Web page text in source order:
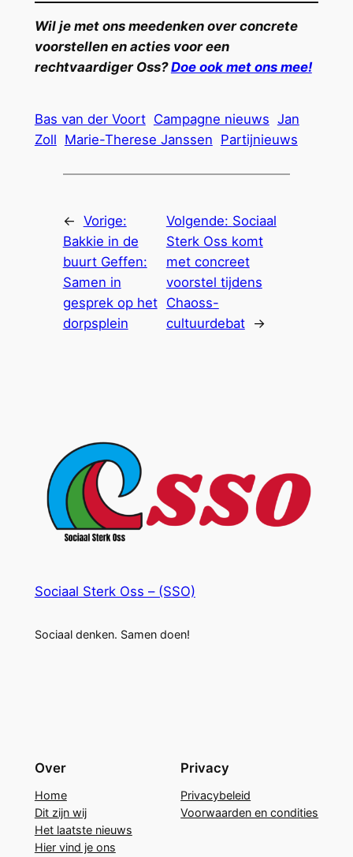
Wil je met ons meedenken over concrete
voorstellen en acties voor een
rechtvaardiger Oss?Doe ook met ons mee!
Bas van der Voort Campagne nieuws Jan
Zoll Marie-Therese Janssen Partijnieuws
← Vorige:
Bakkie in de
buurt Geffen:
Samen in
gesprek op het
dorpsplein
Volgende: Sociaal
Sterk Oss komt
met concreet
voorstel tijdens
Chaoss-
cultuurdebat
→
Sociaal Sterk Oss – (SSO)
Sociaal denken. Samen doen!
Over
Home
Dit zijn wij
Het laatste nieuws
Hier vind je ons
Privacy
Privacybeleid
Voorwaarden en condities